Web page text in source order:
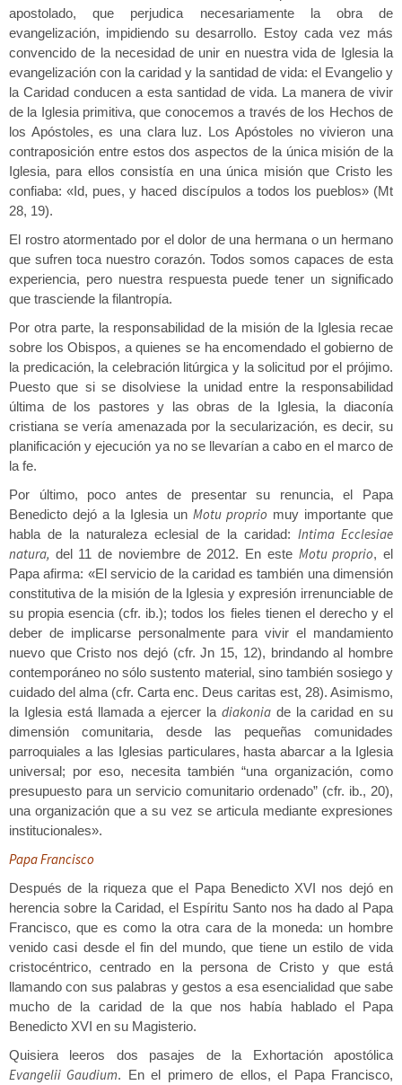
apostolado, que perjudica necesariamente la obra de
evangelización, impidiendo su desarrollo. Estoy cada vez más
convencido de la necesidad de unir en nuestra vida de Iglesia la
evangelización con la caridad y la santidad de vida: el Evangelio y
la Caridad conducen a esta santidad de vida. La manera de vivir
de la Iglesia primitiva, que conocemos a través de los Hechos de
los Apóstoles, es una clara luz. Los Apóstoles no vivieron una
contraposición entre estos dos aspectos de la única misión de la
Iglesia, para ellos consistía en una única misión que Cristo les
confiaba: «Id, pues, y haced discípulos a todos los pueblos» (Mt
28, 19).
El rostro atormentado por el dolor de una hermana o un hermano
que sufren toca nuestro corazón. Todos somos capaces de esta
experiencia, pero nuestra respuesta puede tener un significado
que trasciende la filantropía.
Por otra parte, la responsabilidad de la misión de la Iglesia recae
sobre los Obispos, a quienes se ha encomendado el gobierno de
la predicación, la celebración litúrgica y la solicitud por el prójimo.
Puesto que si se disolviese la unidad entre la responsabilidad
última de los pastores y las obras de la Iglesia, la diaconía
cristiana se vería amenazada por la secularización, es decir, su
planificación y ejecución ya no se llevarían a cabo en el marco de
la fe.
Por último, poco antes de presentar su renuncia, el Papa
Benedicto dejó a la Iglesia un Motu proprio muy importante que
habla de la naturaleza eclesial de la caridad: Intima Ecclesiae
natura, del 11 de noviembre de 2012. En este Motu proprio, el
Papa afirma: «El servicio de la caridad es también una dimensión
constitutiva de la misión de la Iglesia y expresión irrenunciable de
su propia esencia (cfr. ib.); todos los fieles tienen el derecho y el
deber de implicarse personalmente para vivir el mandamiento
nuevo que Cristo nos dejó (cfr. Jn 15, 12), brindando al hombre
contemporáneo no sólo sustento material, sino también sosiego y
cuidado del alma (cfr. Carta enc. Deus caritas est, 28). Asimismo,
la Iglesia está llamada a ejercer la diakoniade la caridad en su
dimensión comunitaria, desde las pequeñas comunidades
parroquiales a las Iglesias particulares, hasta abarcar a la Iglesia
universal; por eso, necesita también “una organización, como
presupuesto para un servicio comunitario ordenado” (cfr. ib., 20),
una organización que a su vez se articula mediante expresiones
institucionales».
Papa Francisco
Después de la riqueza que el Papa Benedicto XVI nos dejó en
herencia sobre la Caridad, el Espíritu Santo nos ha dado al Papa
Francisco, que es como la otra cara de la moneda: un hombre
venido casi desde el fin del mundo, que tiene un estilo de vida
cristocéntrico, centrado en la persona de Cristo y que está
llamando con sus palabras y gestos a esa esencialidad que sabe
mucho de la caridad de la que nos había hablado el Papa
Benedicto XVI en su Magisterio.
Quisiera leeros dos pasajes de la Exhortación apostólica
Evangelii Gaudium. En el primero de ellos, el Papa Francisco,